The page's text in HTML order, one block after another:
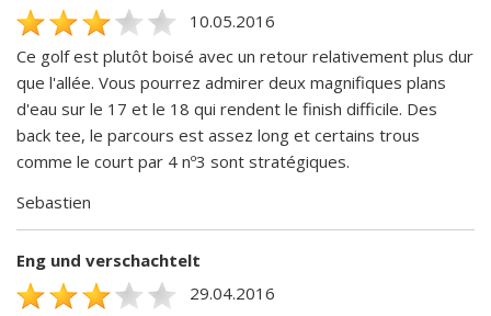
10.05.2016
Ce golf est plutôt boisé avec un retour relativement plus dur
que l'allée. Vous pourrez admirer deux magnifiques plans
d'eau sur le 17 et le 18 qui rendent le finish difficile. Des
back tee, le parcours est assez long et certains trous
comme le court par 4 nº3 sont stratégiques.
Sebastien
Eng und verschachtelt
29.04.2016